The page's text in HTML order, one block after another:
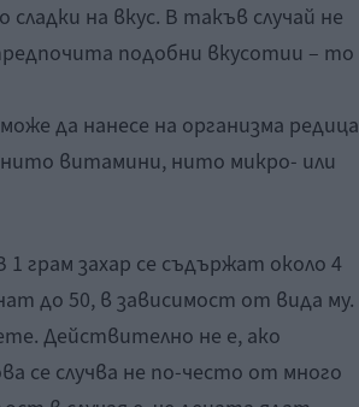
на вкус. В такъв случай не
подобни вкусотии – то
да нанесе на организма редица
витамини, нито микро- или
грам захар се съдържат около 4
до 50, в зависимост от вида му.
Действително не е, ако
се случва не по-често от много